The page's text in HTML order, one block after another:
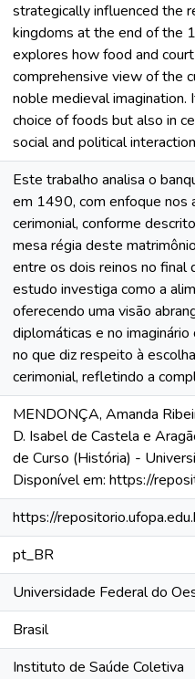
strategically influenced the
kingdoms at the end of the
explores how food and
comprehensive view of the
noble medieval
choice of foods but also in
social and political
Este trabalho analisa o
em 1490, com enfoque nos
cerimonial, conforme
mesa régia deste
entre os dois reinos no final
estudo investiga como a
oferecendo uma visão
diplomáticas e no
no que diz respeito à
cerimonial, refletindo a
MENDONÇA, Amanda
D. Isabel de Castela e
de Curso (História) -
Disponível em: https://
https://
pt_BR
Universidade Federal do
Brasil
Instituto de Saúde Coletiva